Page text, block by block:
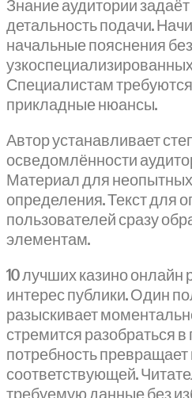
Знание аудитории
детальность подачи.
начальные пояснения без
Специалистам
прикладные нюансы.
Автор устанавливает
осведомлённости
Материал для
определения. Текст для
пользователей сразу
элементам.
10 лучших казино онлайн
интерес публики. Один
разыскивает
стремится разобраться
потребность
соответствующей.